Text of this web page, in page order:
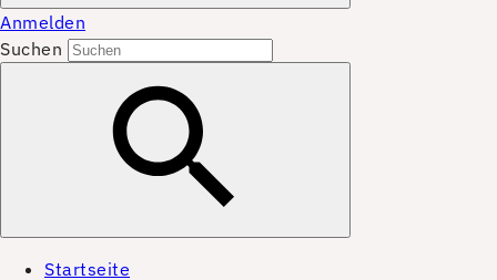
Anmelden
Suchen
Startseite